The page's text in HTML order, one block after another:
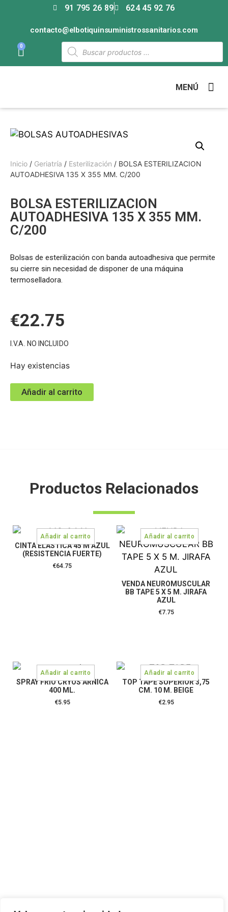
91 795 26 89 624 45 92 76
contacto@elbotiquinsuministrossanitarios.com
0
MENÚ
Inicio / Geriatría / Esterilización / BOLSA ESTERILIZACION
AUTOADHESIVA 135 X 355 MM. C/200
BOLSA ESTERILIZACION
AUTOADHESIVA 135 X 355 MM.
C/200
Bolsas de esterilización con banda autoadhesiva que permite
su cierre sin necesidad de disponer de una máquina
termoselladora.
€22.75
I.V.A. NO INCLUIDO
Hay existencias
Añadir al carrito
Productos Relacionados
CINTA ELASTICA 45 M AZUL
(RESISTENCIA FUERTE)
€64.75
VENDA NEUROMUSCULAR
BB TAPE 5 X 5 M. JIRAFA
AZUL
€7.75
SPRAY FRIO CRYOS ARNICA
400 ML.
€5.95
TOP TAPE SUPERIOR 3,75
CM. 10 M. BEIGE
€2.95
contacto@elbotiquinsuministrossanitarios.com